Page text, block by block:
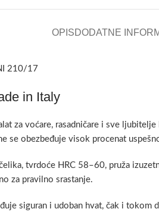
OPISDODATNE
210/17
in Italy
za voćare, rasadničare i sve
se obezbeđuje visok procenat
tvrdoće HRC 58–60, pruža
za pravilno srastanje.
siguran i udoban hvat, čak i